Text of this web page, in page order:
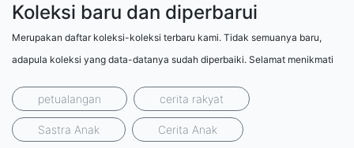
Koleksi baru dan diperbarui
Merupakan daftar koleksi-koleksi terbaru kami. Tidak semuanya baru,
adapula koleksi yang data-datanya sudah diperbaiki. Selamat menikmati
petualangan cerita rakyat
Sastra Anak Cerita Anak